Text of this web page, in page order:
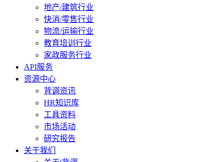
地产/建筑行业
快消/零售行业
物流/运输行业
教育培训行业
家政服务行业
API服务
资源中心
背调资讯
HR知识库
工具资料
市场活动
研究报告
关于我们